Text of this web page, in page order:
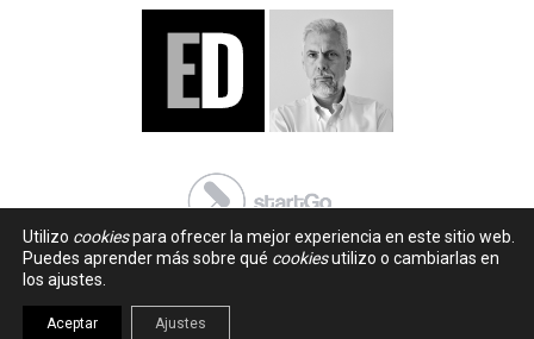
Utilizo cookiespara ofrecer la mejor experiencia en este sitio web.
Puedes aprender más sobre qué cookiesutilizo o cambiarlas en
los ajustes.
Aceptar Ajustes